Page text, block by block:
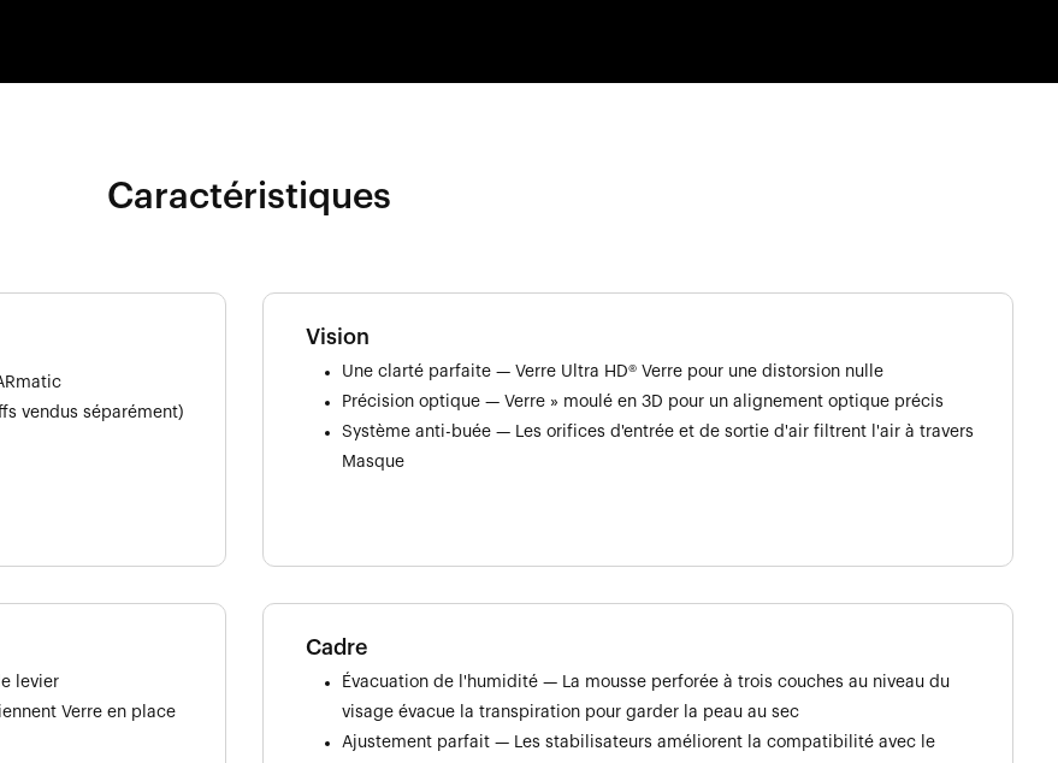
Caractéristiques
vendus séparément)
Vision
Une clarté parfaite — Verre Ultra HD® Verre pour une distorsion nulle
Précision optique — Verre » moulé en 3D pour un alignement optique précis
Système anti-buée — Les orifices d'entrée et de sortie d'air filtrent l'air à travers
Masque
levier
Verre en place
Cadre
Évacuation de l'humidité — La mousse perforée à trois couches au niveau du
visage évacue la transpiration pour garder la peau au sec
Ajustement parfait — Les stabilisateurs améliorent la compatibilité avec le